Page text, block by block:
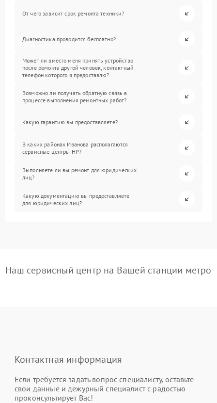
От чего зависит срок ремонта техники?
Диагностика проводится бесплатно?
Может ли вместо меня принять устройство
после ремонта другой человек, контактный
телефон которого я предоставлю?
Возможно ли получать обратную связь в
процессе выполнения ремонтных работ?
Какую гарантию вы предоставляете?
В каких районах Иванова располагаются
сервисные центры HP?
Выполняете ли вы ремонт для юридических
лиц?
Какую документацию вы предоставляете
для юридических лиц?
Наш сервисный центр на Вашей станции метро
Контактная информация
Если требуется задать вопрос специалисту, оставьте
свои данные и дежурный специалист с радостью
проконсультирует Вас!